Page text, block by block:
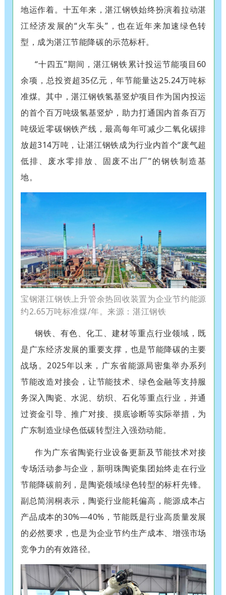
地运作着。十五年来，湛江钢铁始终扮演着拉动湛
江经济发展的“火车头”，也在近年来加速绿色转
型，成为湛江节能降碳的示范标杆。
“十四五”期间，湛江钢铁累计投运节能项目60
余项，总投资超35亿元，年节能量达25.24万吨标
准煤。其中，湛江钢铁氢基竖炉项目作为国内投运
的首个百万吨级氢基竖炉，助力打通国内首条百万
吨级近零碳钢铁产线，最高每年可减少二氧化碳排
放超314万吨，让湛江钢铁成为行业内首个“废气超
低排、废水零排放、固废不出厂”的钢铁制造基
地。
宝钢湛江钢铁上升管余热回收装置为企业节约能源
约2.65万吨标准煤/年。来源：湛江钢铁
钢铁、有色、化工、建材等重点行业领域，既
是广东经济发展的重要支撑，也是节能降碳的主要
战场。2025年以来，广东省能源局密集举办系列
节能改造对接会，让节能技术、绿色金融等支持服
务深入陶瓷、水泥、纺织、石化等重点行业，并通
过资金引导、推广对接、摸底诊断等实际举措，为
广东制造业绿色低碳转型注入强劲动能。
作为广东省陶瓷行业设备更新及节能技术对接
专场活动参与企业，新明珠陶瓷集团始终走在行业
节能降碳前列，是陶瓷领域绿色转型的标杆先锋。
副总简润桐表示，陶瓷行业能耗偏高，能源成本占
产品成本的30%—40%，节能既是行业高质量发展
的必然要求，也是为企业节约生产成本、增强市场
竞争力的有效路径。